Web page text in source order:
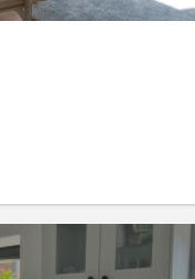
KV 2223